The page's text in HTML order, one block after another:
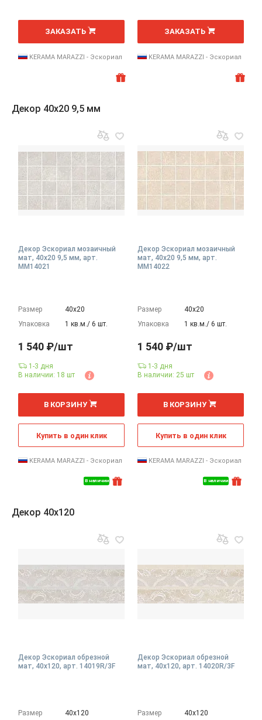
м
ЗАКАЗАТЬ
KERAMA MARAZZI - Эскориал
м
ЗАКАЗАТЬ
KERAMA MARAZZI - Эскориал
Декор 40x20 9,5 мм
Декор Эскориал мозаичный
мат, 40x20 9,5 мм, арт.
MM14021
Размер
40х20
Упаковка
1 кв.м./ 6 шт.
В наличии
1 540 ₽/шт
1-3 дня
В наличии: 18 шт
шт
В КОРЗИНУ
Купить в один клик
KERAMA MARAZZI - Эскориал
Декор Эскориал мозаичный
мат, 40x20 9,5 мм, арт.
MM14022
Размер
40х20
Упаковка
1 кв.м./ 6 шт.
В наличии
1 540 ₽/шт
1-3 дня
В наличии: 25 шт
шт
В КОРЗИНУ
Купить в один клик
KERAMA MARAZZI - Эскориал
Декор 40x120
Декор Эскориал обрезной
мат, 40x120, арт. 14019R/3F
Размер
40х120
Декор Эскориал обрезной
мат, 40x120, арт. 14020R/3F
Размер
40х120